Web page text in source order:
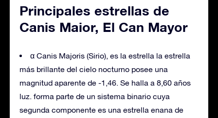
Principales estrellas de
Canis Maior, El Can Mayor
α Canis Majoris (Sirio), es la estrella la estrella
más brillante del cielo nocturno posee una
magnitud aparente de -1,46. Se halla a 8,60 años
luz. forma parte de un sistema binario cuya
segunda componente es una estrella enana de